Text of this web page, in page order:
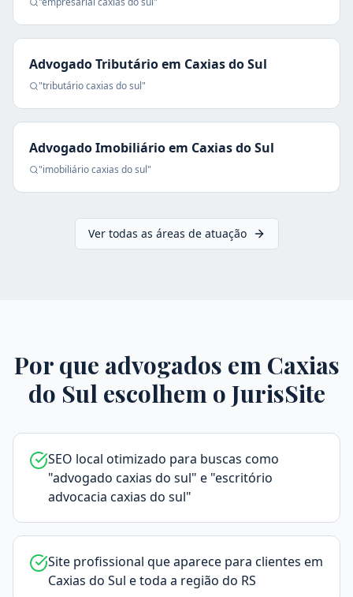
Advogado Tributárioem Caxias do Sul
"tributáriocaxias do sul"
Advogado Imobiliárioem Caxias do Sul
"imobiliáriocaxias do sul"
Ver todas as áreas de atuação
Por que advogados em Caxias
do Sulescolhem o JurisSite
SEO local otimizado para buscas como
"advogado caxias do sul" e "escritório
advocacia caxias do sul"
Site profissional que aparece para clientes em
Caxias do Sul e toda a região do RS